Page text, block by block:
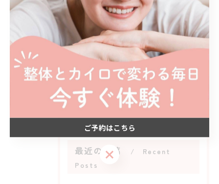
全てのカテゴリー
カイロプラクティック
姿勢矯正
猫背矯正
肩こり
骨盤矯正
最近の投稿
Recent
Posts
ご予約はこちら
ご予約はこちら